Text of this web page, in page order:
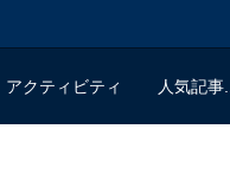
アクティビティ 人気記事...